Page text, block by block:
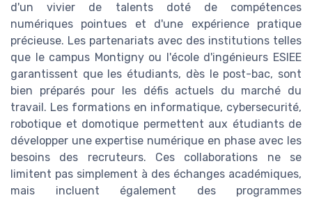
d'un vivier de talents doté de compétences
numériques pointues et d'une expérience pratique
précieuse. Les partenariats avec des institutions telles
que le campus Montigny ou l'école d'ingénieurs ESIEE
garantissent que les étudiants, dès le post-bac, sont
bien préparés pour les défis actuels du marché du
travail. Les formations en informatique, cybersecurité,
robotique et domotique permettent aux étudiants de
développer une expertise numérique en phase avec les
besoins des recruteurs. Ces collaborations ne se
limitent pas simplement à des échanges académiques,
mais incluent également des programmes